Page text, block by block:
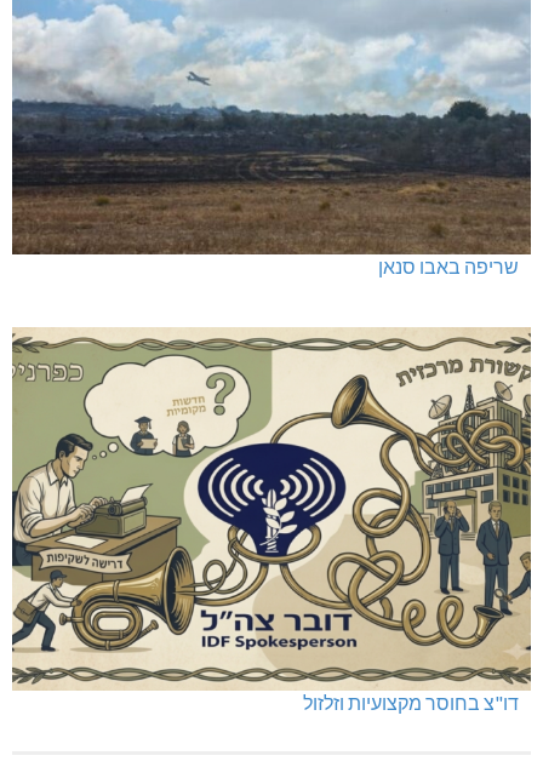
שריפה באבו סנאן
דו"צ בחוסר מקצועיות וזלזול